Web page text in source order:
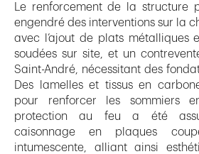
Le renforcement de la structure
engendré des interventions sur la
avec l’ajout de plats métalliques
soudées sur site, et un
Saint-André, nécessitant des
Des lamelles et tissus en
pour renforcer les sommiers
protection au feu a été
caisonnage en plaques
intumescente, alliant ainsi